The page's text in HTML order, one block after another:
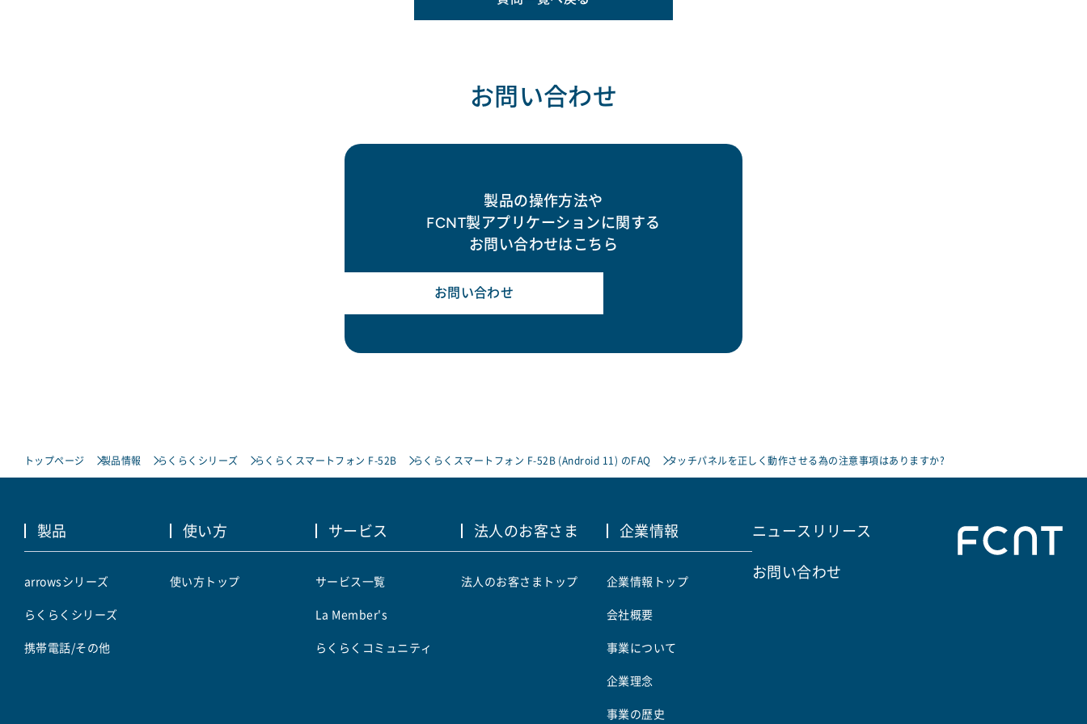
お問い合わせ
製品の操作方法や
FCNT製アプリケーションに関する
お問い合わせはこちら
お問い合わせ
トップページ 製品情報 らくらくシリーズ らくらくスマートフォン F-52B らくらくスマートフォン F-52B (Android 11) のFAQ タッチパネルを正しく動作させる為の注意事項はありますか?
製品
arrowsシリーズ
らくらくシリーズ
携帯電話/その他
使い方
使い方トップ
サービス
サービス一覧
La Member's
らくらくコミュニティ
法人のお客さま
法人のお客さまトップ
企業情報
企業情報トップ
会社概要
事業について
企業理念
事業の歴史
ニュースリリース
お問い合わせ